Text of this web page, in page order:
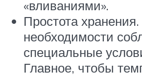
«вливаниями».
Простота
необходимости
специальные
Главное, чтобы